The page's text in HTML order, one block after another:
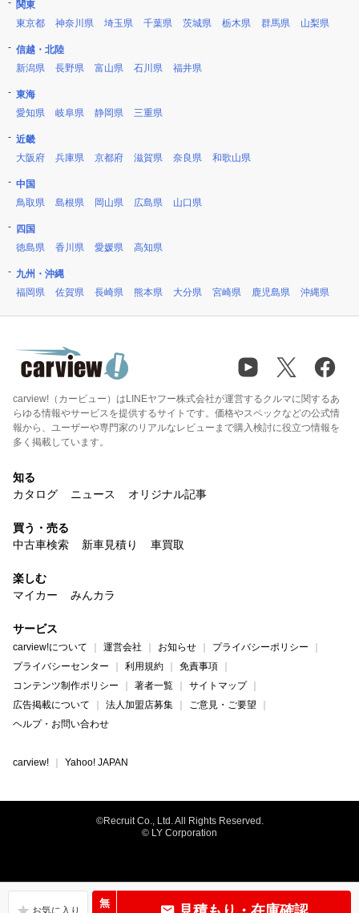
無
関東
東京都
神奈川県 埼玉県 千葉県 茨城県 栃木県 群馬県 山梨県
信越・北陸
新潟県
長野県 富山県 石川県 福井県
東海
愛知県
岐阜県 静岡県 三重県
近畿
大阪府
兵庫県 京都府 滋賀県 奈良県 和歌山県
中国
鳥取県
島根県 岡山県 広島県 山口県
四国
徳島県
香川県 愛媛県 高知県
九州・沖縄
福岡県
佐賀県 長崎県 熊本県 大分県 宮崎県 鹿児島県 沖縄県
carview!（カービュー）はLINEヤフー株式会社が運営するクルマに関するあ
らゆる情報やサービスを提供するサイトです。価格やスペックなどの公式情
報から、ユーザーや専門家のリアルなレビューまで購入検討に役立つ情報を
多く掲載しています。
知る
カタログ
ニュース オリジナル記事
買う・売る
中古車検索
新車見積り 車買取
楽しむ
マイカー
みんカラ
サービス
carview!について 運営会社 お知らせ
プライバシーポリシー
プライバシーセンター
利用規約
免責事項
コンテンツ制作ポリシー
著者一覧
サイトマップ
広告掲載について
法人加盟店募集
ご意見・ご要望
ヘルプ・お問い合わせ
carview! Yahoo! JAPAN
©Recruit Co., Ltd. All Rights Reserved.
© LY Corporation